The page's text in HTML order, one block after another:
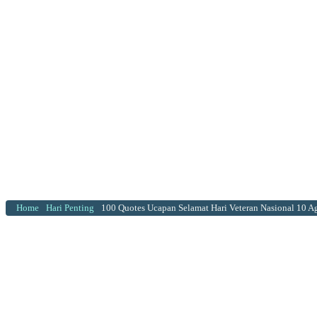
Home Hari Penting 100 Quotes Ucapan Selamat Hari Veteran Nasional 10